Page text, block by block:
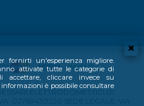
fornirti un'esperienza migliore.
attivate tutte le categorie di
accettare, cliccare invece su
è possibile consultare
ELETTRODOMESTICI DI
02769430220 SEDE LEGALE: VIA